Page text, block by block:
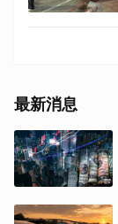
最新消息